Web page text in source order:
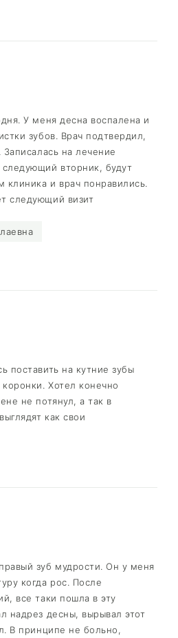
У меня десна воспалена и
зубов. Врач подтвердил,
Записалась на лечение
вторник, будут
клиника и врач понравились.
следующий визит
поставить на кутние зубы
Хотел конечно
не потянул, а так в
как свои
зуб мудрости. Он у меня
когда рос. После
все таки пошла в эту
надрез десны, вырывал этот
В принципе не больно,